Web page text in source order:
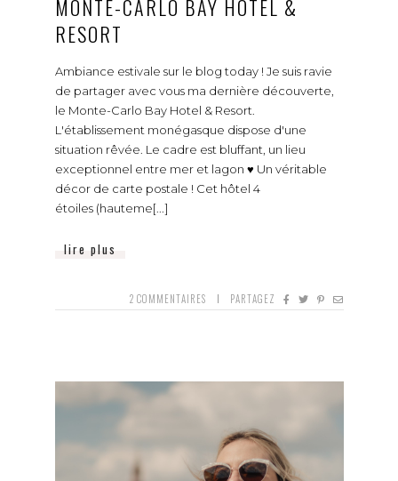
MONTE-CARLO BAY HOTEL &
RESORT
Ambiance estivale sur le blog today ! Je suis ravie
de partager avec vous ma dernière découverte,
le Monte-Carlo Bay Hotel & Resort.
L'établissement monégasque dispose d'une
situation rêvée. Le cadre est bluffant, un lieu
exceptionnel entre mer et lagon ♥ Un véritable
décor de carte postale ! Cet hôtel 4
étoiles (hauteme[...]
lire plus
2 COMMENTAIRES PARTAGEZ